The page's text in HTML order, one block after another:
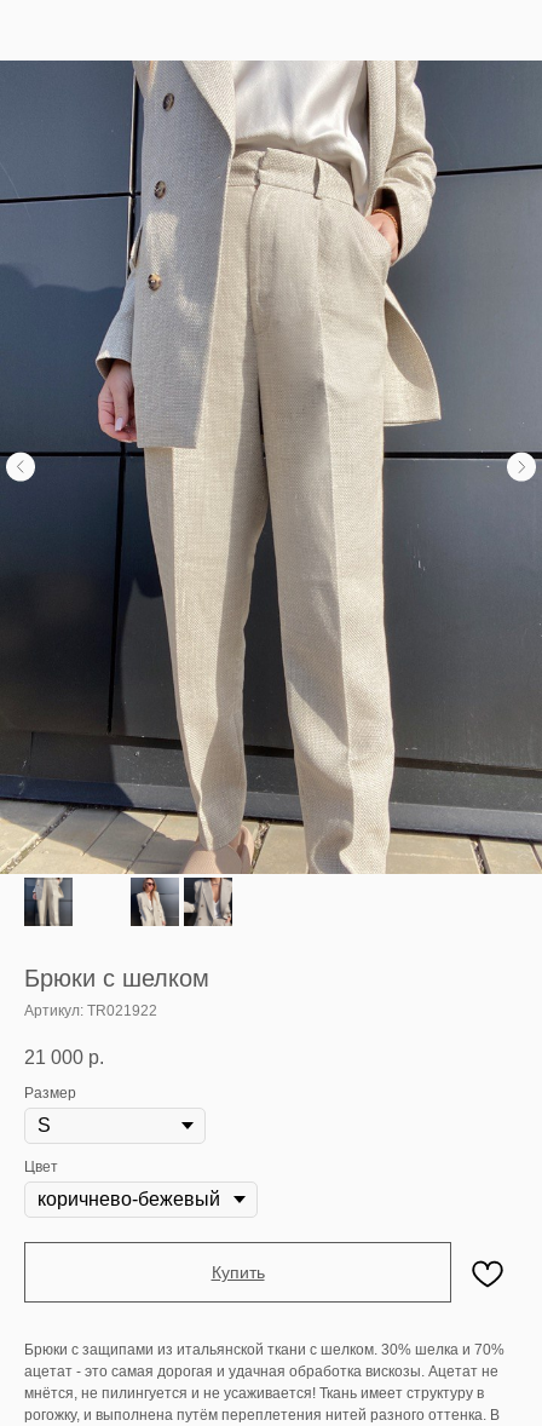
Брюки с шелком
Артикул: TR021922
21 000 р.
Размер
Цвет
Купить
Брюки с защипами из итальянской ткани с шелком. 30% шелка и 70%
ацетат - это самая дорогая и удачная обработка вискозы. Ацетат не
мнётся, не пилингуется и не усаживается! Ткань имеет структуру в
рогожку, и выполнена путём переплетения нитей разного оттенка. В